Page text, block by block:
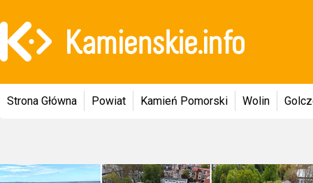
Strona Główna Powiat Kamień Pomorski Wolin